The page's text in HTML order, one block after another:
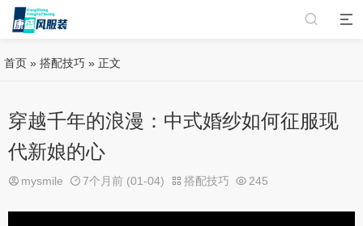
首页 » 搭配技巧 » 正文
穿越千年的浪漫：中式婚纱如何征服现
代新娘的心
mysmile 7个月前 (01-04) 搭配技巧 245